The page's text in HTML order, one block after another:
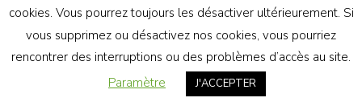
RENCONTRE ENTRE GÉNÉRATION
ATHÉE ET L’OBSERVATOIRE DE LA
LAÏCITÉ.
cookies. Vous pourrez toujours les désactiver ultérieurement. Si
vous supprimez ou désactivez nos cookies, vous pourriez
rencontrer des interruptions ou des problèmes d’accès au site.
Paramètre
J'ACCEPTER